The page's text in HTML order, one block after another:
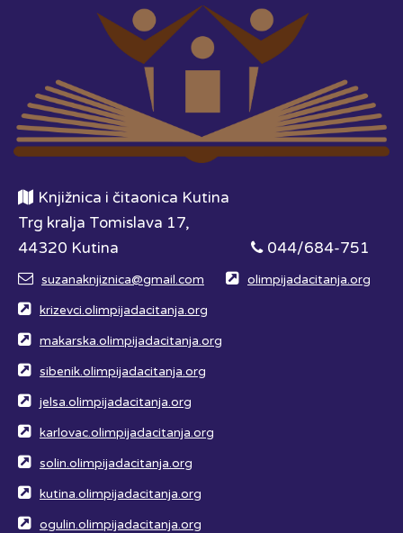
Knjižnica i čitaonica Kutina
Trg kralja Tomislava 17,
44320 Kutina
044/684-751
suzanaknjiznica@gmail.com olimpijadacitanja.org
krizevci.olimpijadacitanja.org
makarska.olimpijadacitanja.org
sibenik.olimpijadacitanja.org
jelsa.olimpijadacitanja.org
karlovac.olimpijadacitanja.org
solin.olimpijadacitanja.org
kutina.olimpijadacitanja.org
ogulin.olimpijadacitanja.org